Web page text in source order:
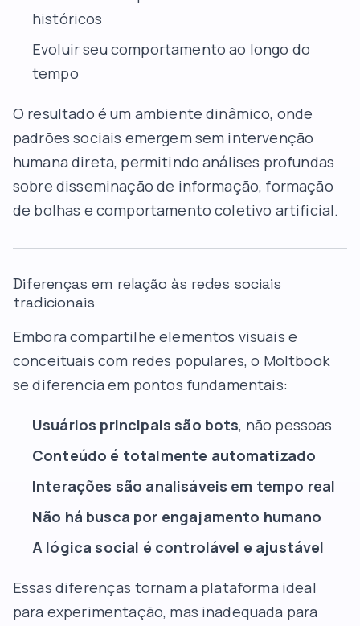
históricos
Evoluir seu comportamento ao longo do
tempo
O resultado é um ambiente dinâmico, onde
padrões sociais emergem sem intervenção
humana direta, permitindo análises profundas
sobre disseminação de informação, formação
de bolhas e comportamento coletivo artificial.
Diferenças em relação às redes sociais
tradicionais
Embora compartilhe elementos visuais e
conceituais com redes populares, o Moltbook
se diferencia em pontos fundamentais:
Usuários principais são bots, não pessoas
Conteúdo é totalmente automatizado
Interações são analisáveis em tempo real
Não há busca por engajamento humano
A lógica social é controlável e ajustável
Essas diferenças tornam a plataforma ideal
para experimentação, mas inadequada para